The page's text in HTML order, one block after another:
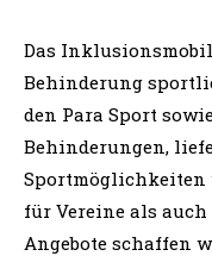
Das
Behinderung
den Para Sport
Behinderungen,
Sportmöglichkeiten
für Vereine als
Angebote schaffen